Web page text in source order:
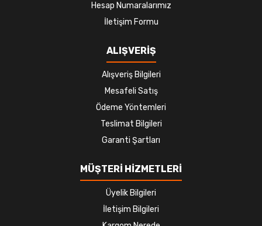
Hesap Numaralarımız
İletişim Formu
ALIŞVERİŞ
Alışveriş Bilgileri
Mesafeli Satış
Ödeme Yöntemleri
Teslimat Bilgileri
Garanti Şartları
MÜŞTERİ HİZMETLERİ
Üyelik Bilgileri
İletişim Bilgileri